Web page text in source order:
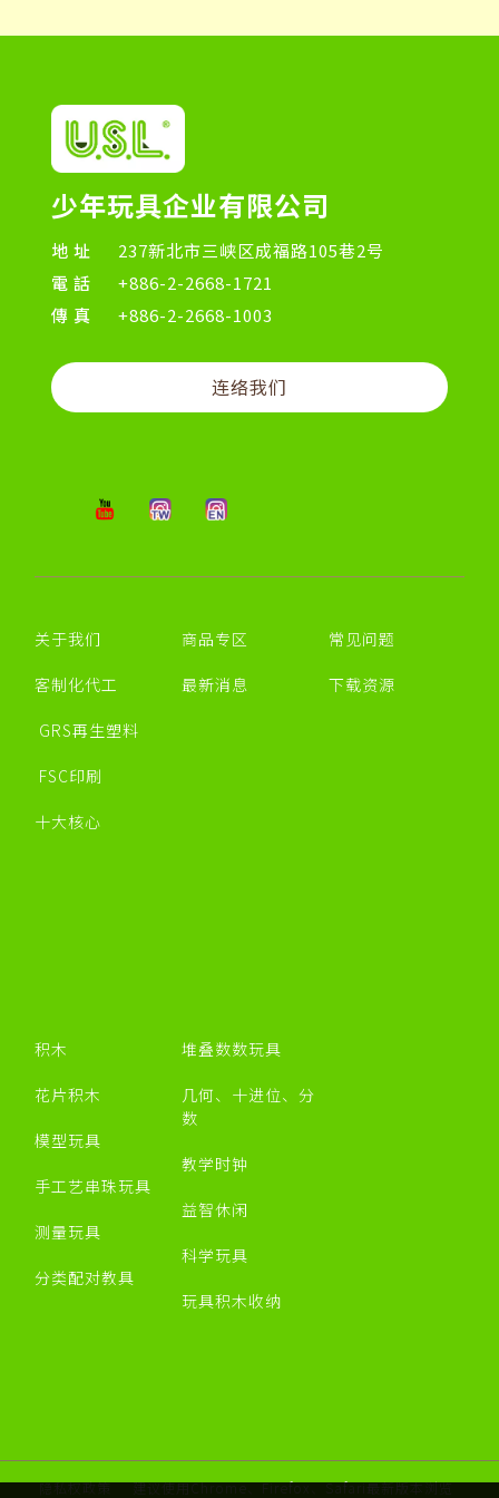
少年玩具企业有限公司
地址
237新北市三峡区成福路105巷2号
電話
+886-2-2668-1721
傳真
+886-2-2668-1003
连络我们
关于我们
客制化代工
GRS再生塑料
FSC印刷
十大核心
商品专区
最新消息
常见问题
下载资源
积木
花片积木
模型玩具
手工艺串珠玩具
测量玩具
分类配对教具
堆叠数数玩具
几何、十进位、分
数
教学时钟
益智休闲
科学玩具
玩具积木收纳
隐私权政策
建议使用Chrome、Firefox、Safari最新版本浏览